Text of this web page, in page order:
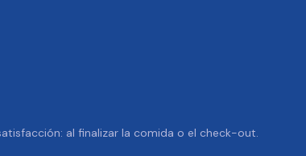
al finalizar la comida o el check-out.